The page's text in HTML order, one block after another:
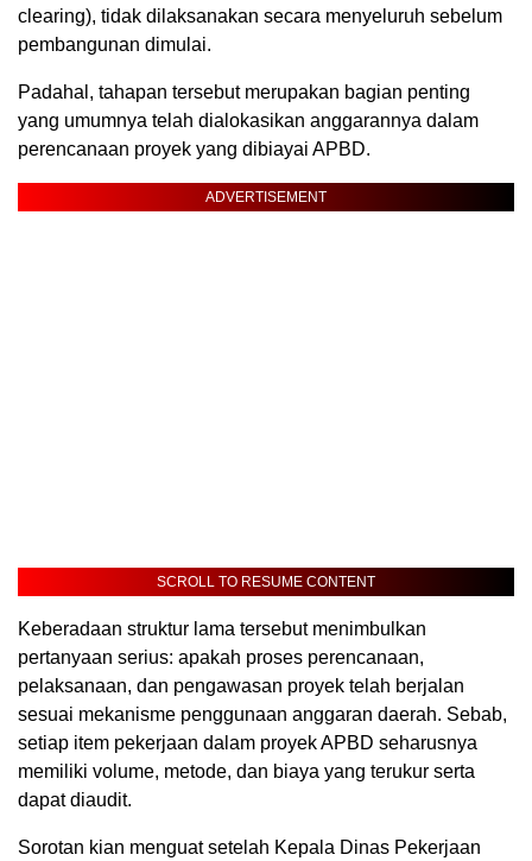
clearing), tidak dilaksanakan secara menyeluruh sebelum
pembangunan dimulai.
Padahal, tahapan tersebut merupakan bagian penting
yang umumnya telah dialokasikan anggarannya dalam
perencanaan proyek yang dibiayai APBD.
ADVERTISEMENT
SCROLL TO RESUME CONTENT
Keberadaan struktur lama tersebut menimbulkan
pertanyaan serius: apakah proses perencanaan,
pelaksanaan, dan pengawasan proyek telah berjalan
sesuai mekanisme penggunaan anggaran daerah. Sebab,
setiap item pekerjaan dalam proyek APBD seharusnya
memiliki volume, metode, dan biaya yang terukur serta
dapat diaudit.
Sorotan kian menguat setelah Kepala Dinas Pekerjaan